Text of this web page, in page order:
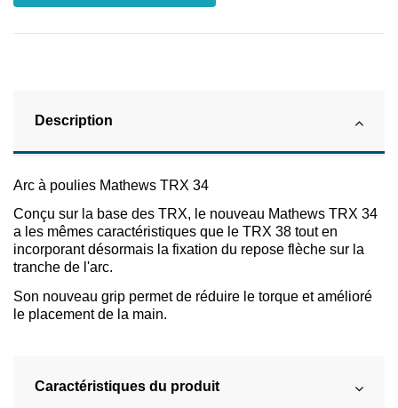
Description
Arc à poulies Mathews TRX 34
Conçu sur la base des TRX, le nouveau Mathews TRX 34
a les mêmes caractéristiques que le TRX 38 tout en
incorporant désormais la fixation du repose flèche sur la
tranche de l'arc.
Son nouveau grip permet de réduire le torque et amélioré
le placement de la main.
Caractéristiques du produit